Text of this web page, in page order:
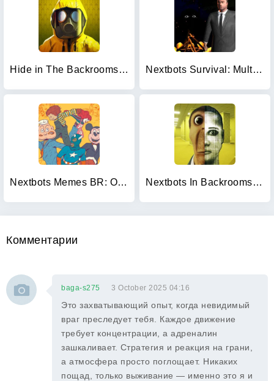
Hide in The Backrooms Nextbots Nextbots Survival: Multiplayer
Nextbots Memes BR: Online/MP Nextbots In Backrooms: Shooter
Комментарии
baga-s275 3 October 2025 04:16
Это захватывающий опыт, когда невидимый
враг преследует тебя. Каждое движение
требует концентрации, а адреналин
зашкаливает. Стратегия и реакция на грани,
а атмосфера просто поглощает. Никаких
пощад, только выживание — именно это я и